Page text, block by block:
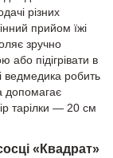
різних
прийом їжі
зручно
або підігрівати в
ведмедика робить
допомагає
тарілки — 20 см
«Квадрат»